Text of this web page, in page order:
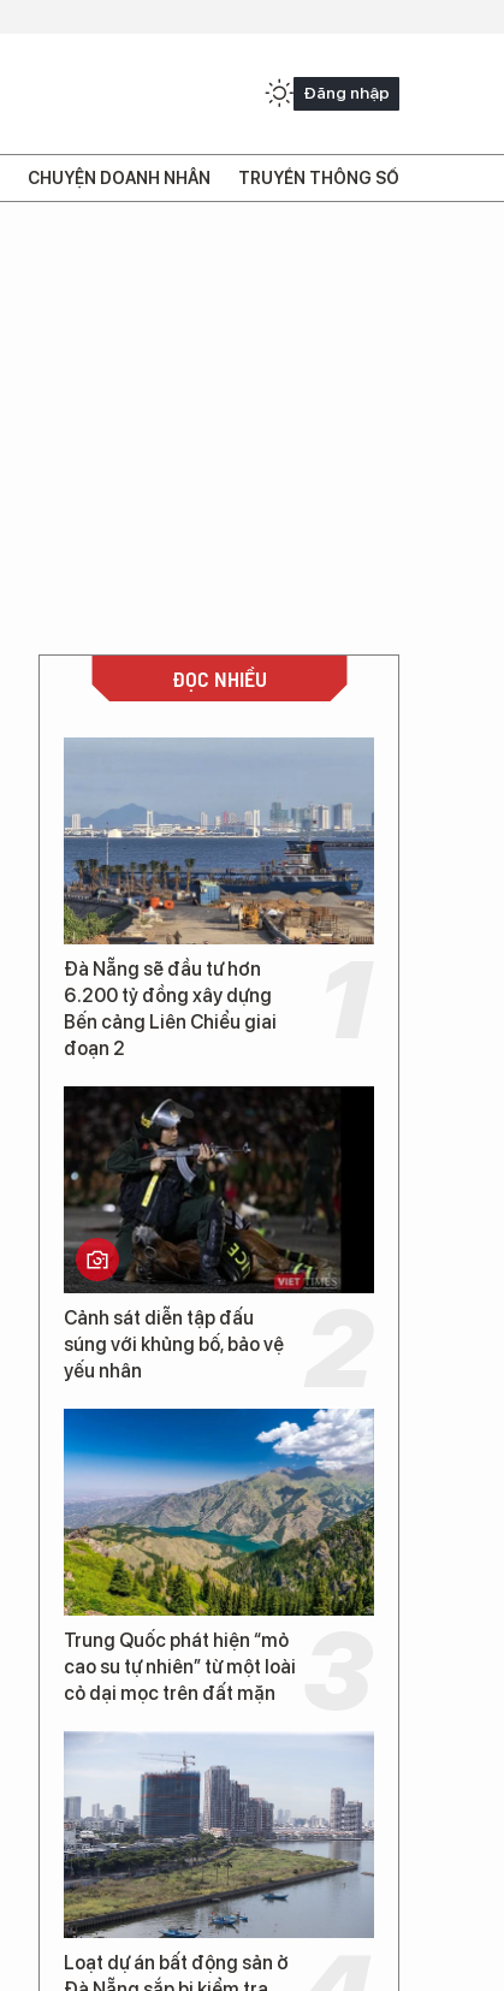
Đăng nhập
CHUYỆN DOANH NHÂN TRUYỀN THÔNG SỐ
ĐỌC NHIỀU
Đà Nẵng sẽ đầu tư hơn
6.200 tỷ đồng xây dựng
Bến cảng Liên Chiểu giai
đoạn 2
Cảnh sát diễn tập đấu
súng với khủng bố, bảo vệ
yếu nhân
Trung Quốc phát hiện “mỏ
cao su tự nhiên” từ một loài
cỏ dại mọc trên đất mặn
Loạt dự án bất động sản ở